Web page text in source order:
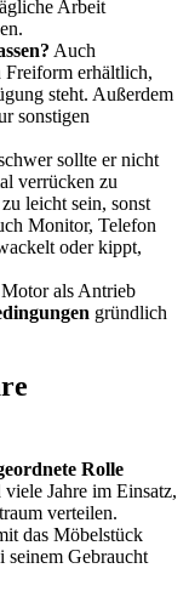
Arbeit
Auch
Freiform erhältlich,
steht. Außerdem
sonstigen
sollte er nicht
verrücken zu
leicht sein, sonst
Monitor, Telefon
oder kippt,
als Antrieb
gründlich
Rolle
Jahre im Einsatz,
verteilen.
das Möbelstück
seinem Gebraucht